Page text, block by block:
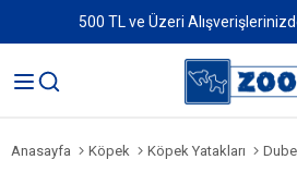
500 TL ve Üzeri
Anasayfa Köpek Köpek Yatakları